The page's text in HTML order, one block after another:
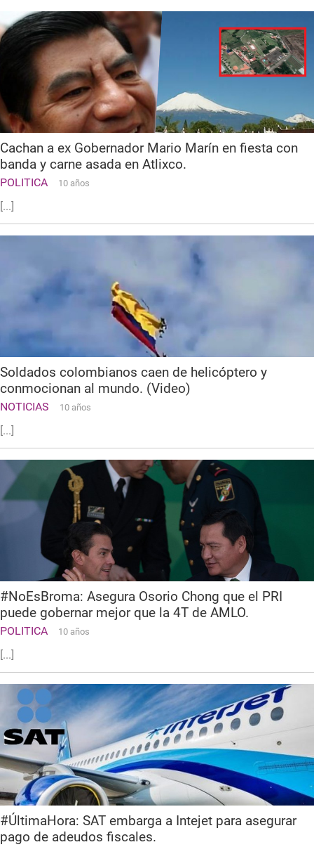
Cachan a ex Gobernador Mario Marín en fiesta con
banda y carne asada en Atlixco.
POLITICA 10 años
[...]
Soldados colombianos caen de helicóptero y
conmocionan al mundo. (Video)
NOTICIAS 10 años
[...]
#NoEsBroma: Asegura Osorio Chong que el PRI
puede gobernar mejor que la 4T de AMLO.
POLITICA 10 años
[...]
#ÚltimaHora: SAT embarga a Intejet para asegurar
pago de adeudos fiscales.